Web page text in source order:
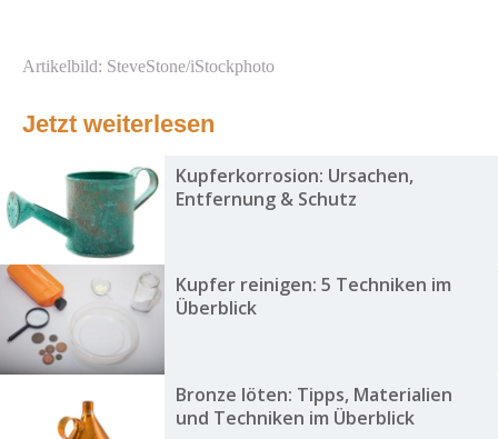
Artikelbild: SteveStone/iStockphoto
Jetzt weiterlesen
Kupferkorrosion: Ursachen,
Entfernung & Schutz
Kupfer reinigen: 5 Techniken im
Überblick
Bronze löten: Tipps, Materialien
und Techniken im Überblick